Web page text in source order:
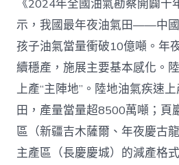
《2024年全國油氣勘察開闢十
示，我國最年夜油氣田——中
孩子油氣當量衝破10億噸。年
續穩產，施展主要基本感化。
上產“主陣地”。陸地油氣疾速
田，產量當量超8500萬噸；頁
區（新疆吉木薩爾、年夜慶古
主產區（長慶慶城）的減產格